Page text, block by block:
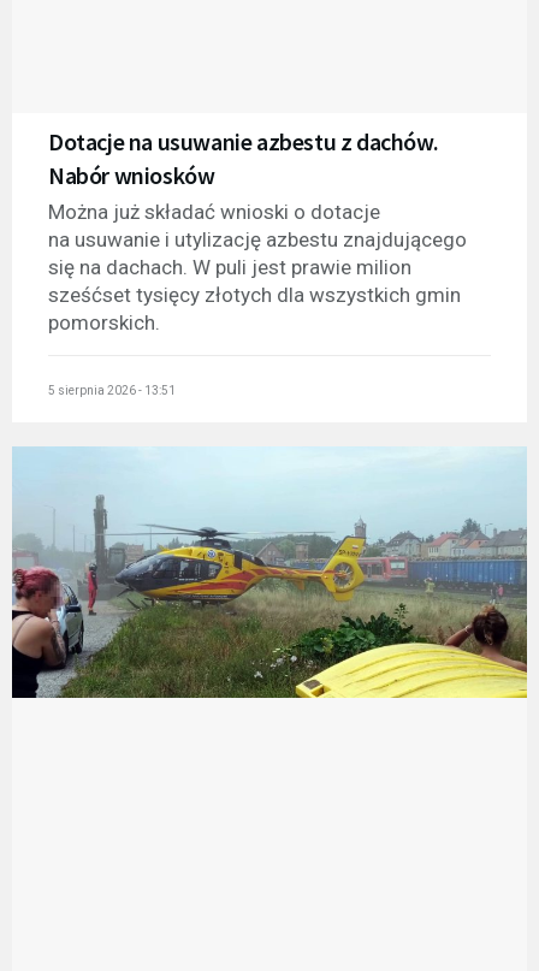
Dotacje na usuwanie azbestu z dachów.
Nabór wniosków
Można już składać wnioski o dotacje
na usuwanie i utylizację azbestu znajdującego
się na dachach. W puli jest prawie milion
sześćset tysięcy złotych dla wszystkich gmin
pomorskich.
5 sierpnia 2026 - 13:51